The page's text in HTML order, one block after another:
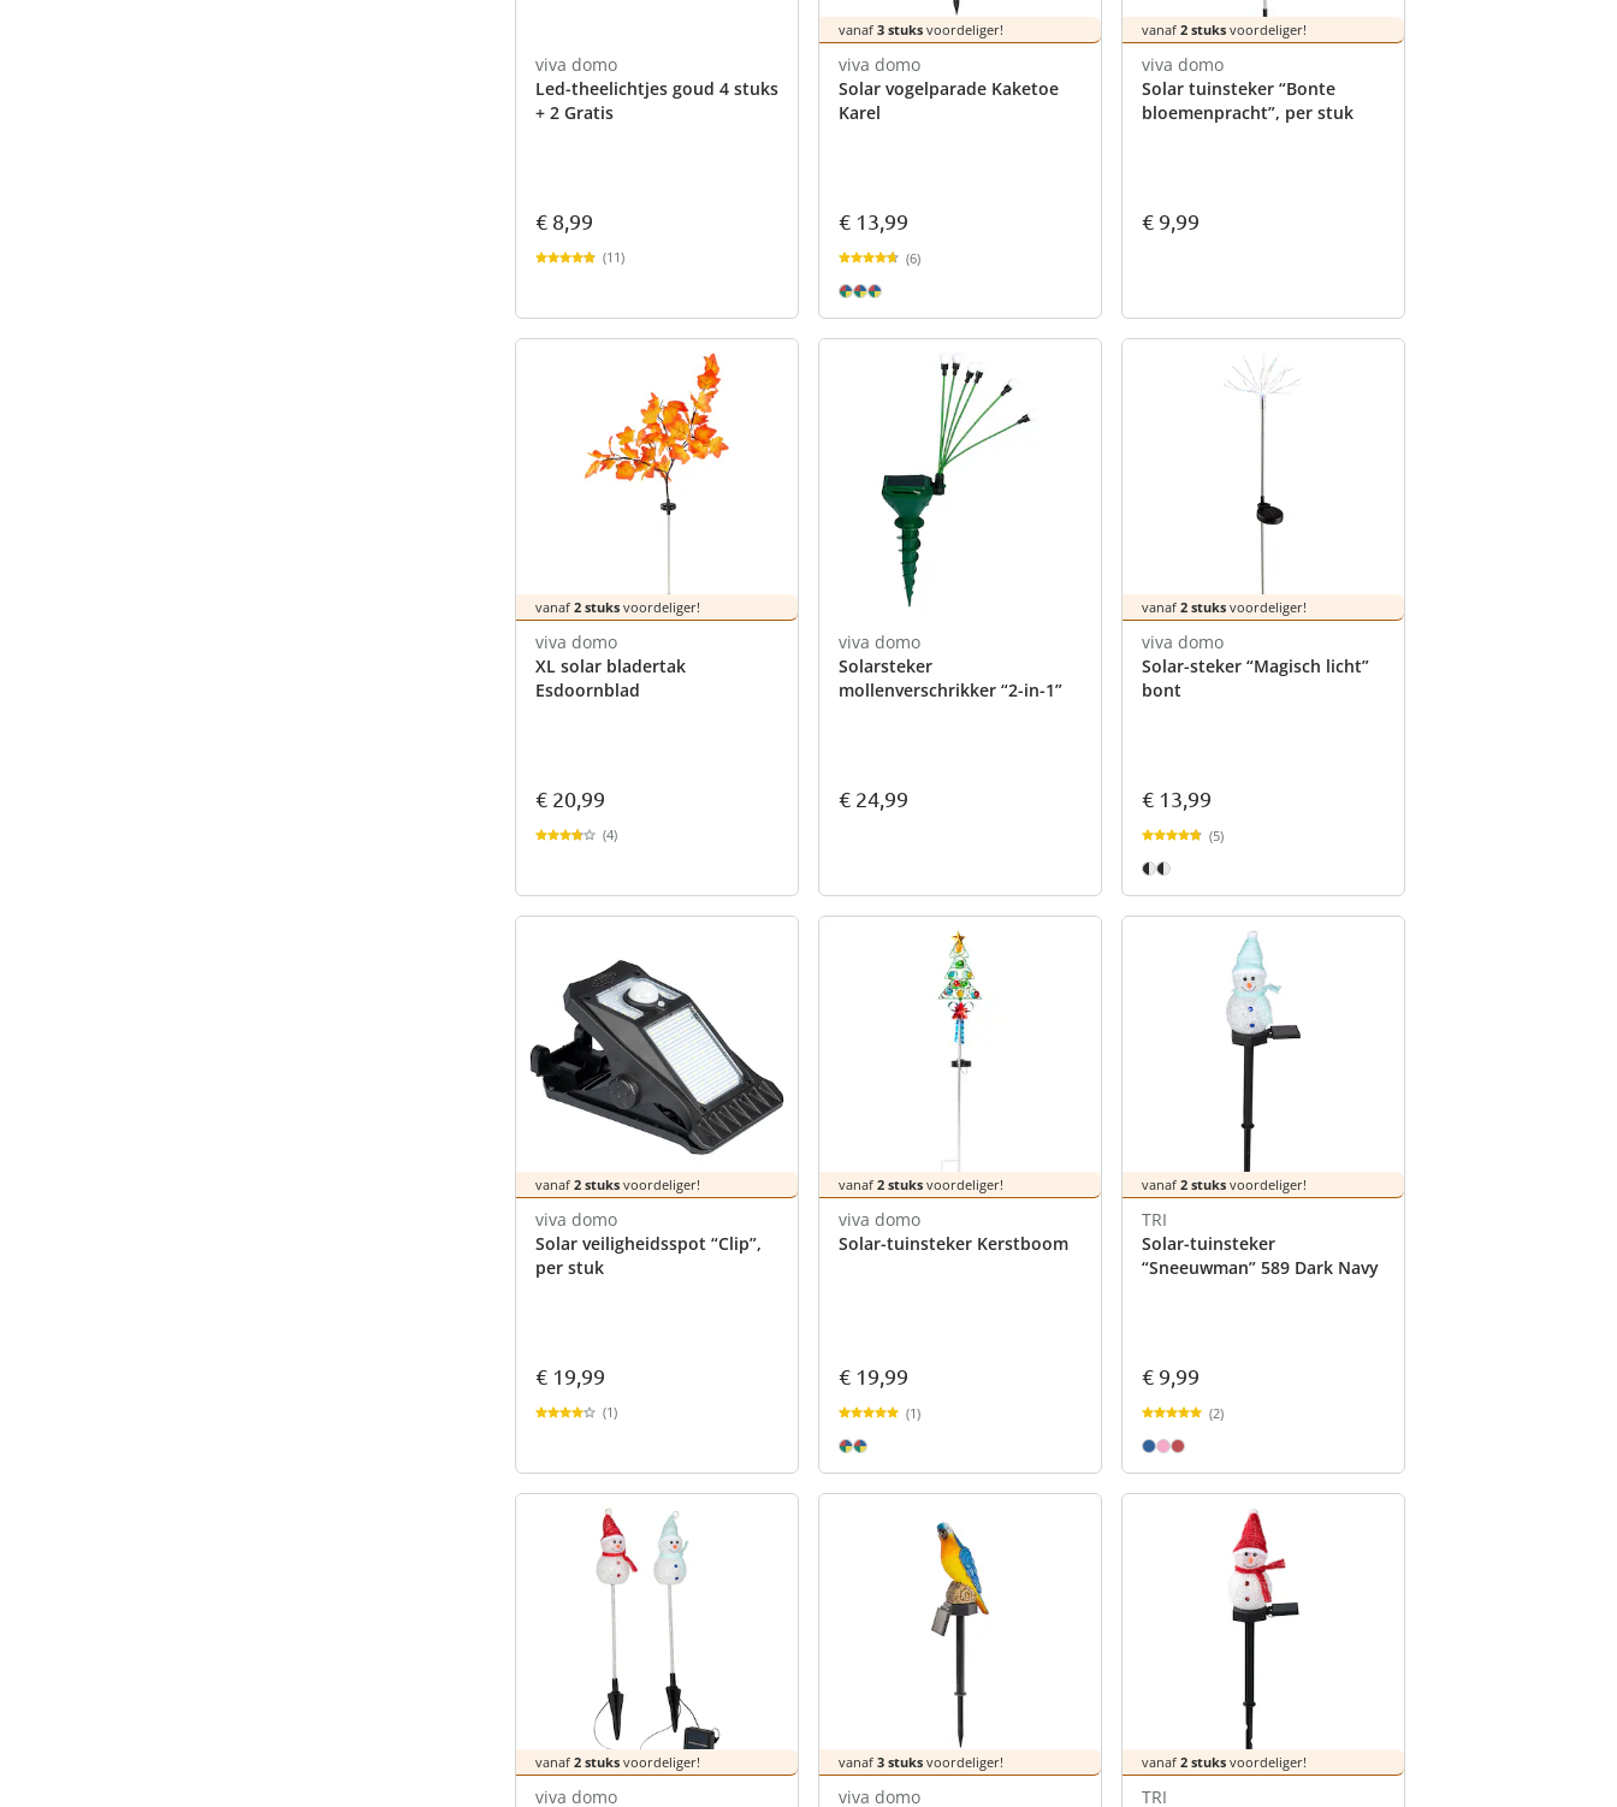
viva domo
Led-theelichtjes goud 4 stuks
+ 2 Gratis
€ 8,99
(11)
vanaf 3 stuks voordeliger!
viva domo
Solar vogelparade Kaketoe
Karel
€ 13,99
(6)
vanaf 2 stuks voordeliger!
viva domo
Solar tuinsteker “Bonte
bloemenpracht”, per stuk
€ 9,99
vanaf 2 stuks voordeliger!
viva domo
XL solar bladertak
Esdoornblad
€ 20,99
(4)
viva domo
Solarsteker
mollenverschrikker “2-in-1”
€ 24,99
vanaf 2 stuks voordeliger!
viva domo
Solar-steker “Magisch licht”
bont
€ 13,99
(5)
vanaf 2 stuks voordeliger!
viva domo
Solar veiligheidsspot “Clip”,
per stuk
€ 19,99
(1)
vanaf 2 stuks voordeliger!
viva domo
Solar-tuinsteker Kerstboom
€ 19,99
(1)
vanaf 2 stuks voordeliger!
TRI
Solar-tuinsteker
“Sneeuwman” 589 Dark Navy
€ 9,99
(2)
vanaf 2 stuks voordeliger!
viva domo
vanaf 3 stuks voordeliger!
viva domo
vanaf 2 stuks voordeliger!
TRI